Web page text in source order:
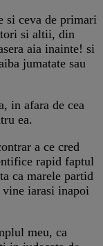
si ceva de primari
si altii, din
aia inainte! si
jumatate sau
in afara de cea
ea.
a ce cred
rapid faptul
ca marele partid
iarasi inapoi
meu, ca